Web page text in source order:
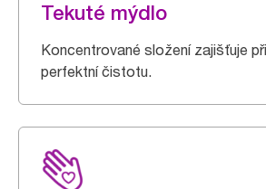
Tekuté mýdlo
Koncentrované složení zajišťuje
perfektní čistotu.